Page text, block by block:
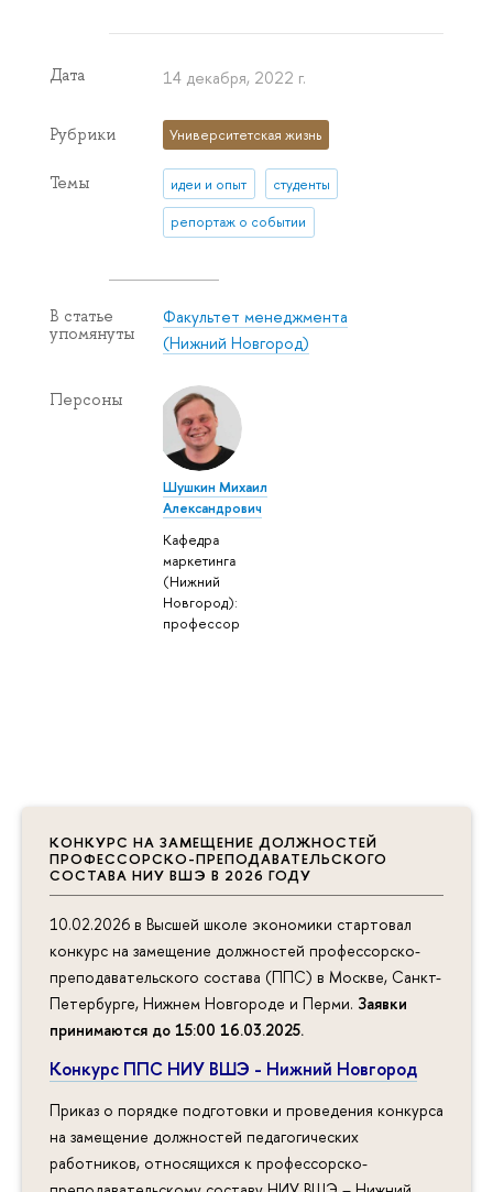
КОНКУРС НА ЗАМЕЩЕНИЕ ДОЛЖНОСТЕЙ
ПРОФЕССОРСКО-ПРЕПОДАВАТЕЛЬСКОГО
СОСТАВА НИУ ВШЭ В 2026 ГОДУ
10.02.2026 в Высшей школе экономики стартовал
конкурс на замещение должностей профессорско-
преподавательского состава (ППС) в Москве, Санкт-
Петербурге, Нижнем Новгороде и Перми. Заявки
принимаются до 15:00 16.03.2025.
Конкурс ППС НИУ ВШЭ - Нижний Новгород
Приказ о порядке подготовки и проведения конкурса
на замещение должностей педагогических
работников, относящихся к профессорско-
Дата 14 декабря, 2022 г.
Рубрики Университетская жизнь
Темы идеи и опыт студенты
репортаж о событии
В статье
упомянуты
Факультет менеджмента
(Нижний Новгород)
Персоны
Шушкин Михаил
Александрович
Кафедра
маркетинга
(Нижний
Новгород):
профессор